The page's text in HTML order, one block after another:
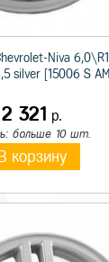
Niva
silver [15006 S AM]
2 321 р.
больше 10 шт.
корзину